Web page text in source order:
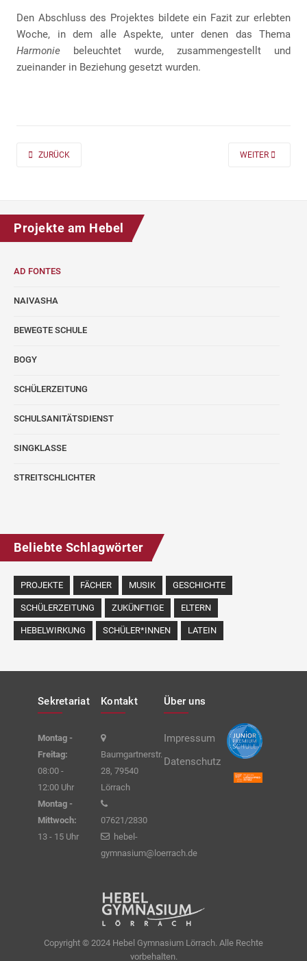
Den Abschluss des Projektes bildete ein Fazit zur erlebten
Woche, in dem alle Aspekte, unter denen das Thema
Harmonie beleuchtet wurde, zusammengestellt und
zueinander in Beziehung gesetzt wurden.
PREVIOUS ARTICLE: AD FONTES 2019/20 „MASS“ FÜR DIE KLASSEN 7
ZURÜCK NEXT ARTICLE:
WEITER
Projekte am Hebel
AD FONTES
NAIVASHA
BEWEGTE SCHULE
BOGY
SCHÜLERZEITUNG
SCHULSANITÄTSDIENST
SINGKLASSE
STREITSCHLICHTER
Beliebte Schlagwörter
PROJEKTE FÄCHER MUSIK GESCHICHTE
SCHÜLERZEITUNG ZUKÜNFTIGE ELTERN
HEBELWIRKUNG SCHÜLER*INNEN LATEIN
Sekretariat
Montag -
Freitag:
08:00 -
12:00 Uhr
Montag -
Mittwoch:
13 - 15 Uhr
Kontakt
Baumgartnerstr.
28, 79540
Lörrach
07621/2830
hebel-
gymnasium@loerrach.de
Über uns
Impressum
Datenschutz
Copyright © 2024 Hebel Gymnasium Lörrach. Alle Rechte
vorbehalten.